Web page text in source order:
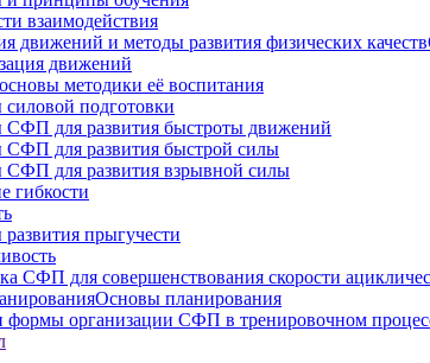
взаимодействия
движений
методики её воспитания
подготовки
для развития быстроты движений
для развития быстрой силы
для развития взрывной силы
гибкости
прыгучести
СФП для совершенствования скорости
Основы планирования
формы организации СФП в тренировочном